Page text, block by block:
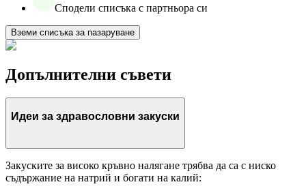
Сподели списъка с партньора си
Вземи списъка за пазаруване
Допълнителни съвети
Идеи за здравословни закуски
Закуските за високо кръвно налягане трябва да са с ниско
съдържание на натрий и богати на калий: